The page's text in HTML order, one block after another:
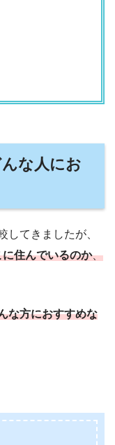
な人にお
してきましたが、
に住んでいるのか、
な方におすすめな